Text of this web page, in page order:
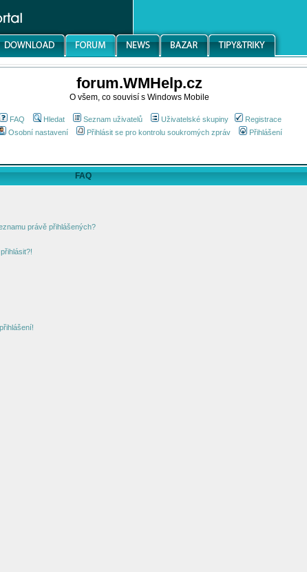
forum.WMHelp.cz
O všem, co souvisí s Windows Mobile
FAQ Hledat Seznam uživatelů Uživatelské skupiny
Registrace
Osobní nastavení
Přihlásit se pro kontrolu soukromých zpráv Přihlášení
FAQ
právě přihlášených?